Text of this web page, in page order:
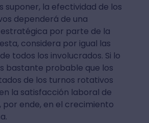
suponer, la efectividad de los
dependerá de una
por parte de la
considera por igual las
todos los involucrados. Si lo
bastante probable que los
de los turnos rotativos
la satisfacción laboral de
por ende, en el crecimiento